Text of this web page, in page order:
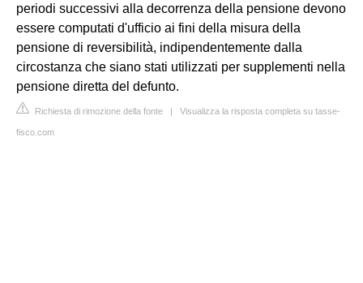
periodi successivi alla decorrenza della pensione devono
essere computati d'ufficio ai fini della misura della
pensione di reversibilità, indipendentemente dalla
circostanza che siano stati utilizzati per supplementi nella
pensione diretta del defunto.
Richiesta di rimozione della fonte | Visualizza la risposta completa su tasse-
fisco.com